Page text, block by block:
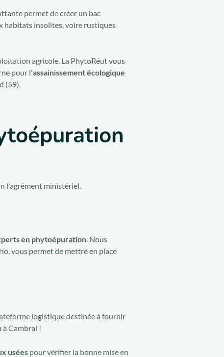
permet de créer un bac
habitats insolites, voire rustiques
agricole. La PhytoRéut vous
pour l'assainissement écologique
(59).
l'agrément ministériel.
en phytoépuration. Nous
vous permet de mettre en place
logistique destinée à fournir
à Cambrai !
usées pour vérifier la bonne mise en